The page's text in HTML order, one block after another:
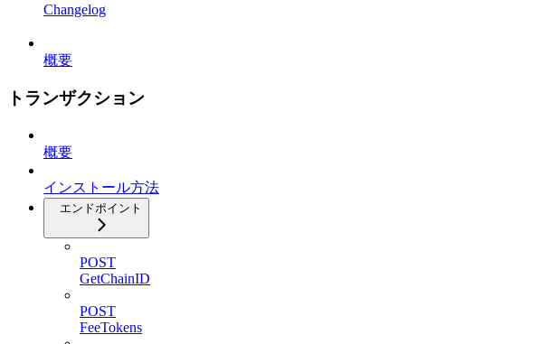
Changelog
概要
トランザクション
概要
インストール方法
エンドポイント
POST
GetChainID
POST
FeeTokens